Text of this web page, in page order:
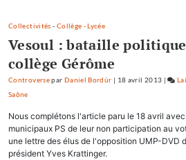
Collectivités - Collège - Lycée
Vesoul : bataille
collège Gérôme
Controversepar Daniel Bordür | 18 avril 2013 |
Saône
Nous complétons l'article paru le 18 avril
municipaux PS de leur non participation au
une lettre des élus de l'opposition UMP-DVD
président Yves Krattinger.